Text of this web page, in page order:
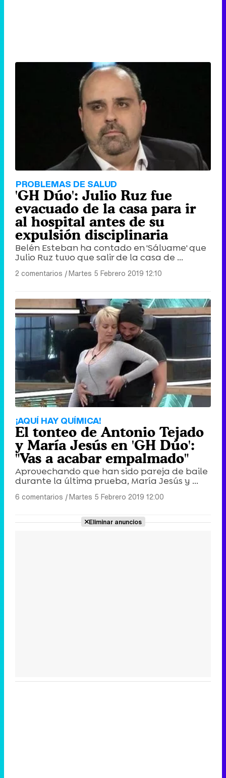
PROBLEMAS DE SALUD
'GH Dúo': Julio Ruz fue
evacuado de la casa para ir
al hospital antes de su
expulsión disciplinaria
Belén Esteban ha contado en 'Sálvame' que
Julio Ruz tuvo que salir de la casa de ...
2 comentarios |Martes 5 Febrero 2019 12:10
¡AQUÍ HAY QUÍMICA!
El tonteo de Antonio Tejado
y María Jesús en 'GH Dúo':
"Vas a acabar empalmado"
Aprovechando que han sido pareja de baile
durante la última prueba, María Jesús y ...
6 comentarios |Martes 5 Febrero 2019 12:00
Eliminar anuncios